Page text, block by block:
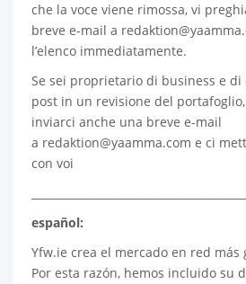
che la voce viene rimossa, vi
breve e-mail a
l’elenco immediatamente.
Se sei proprietario di business e
post in un revisione del
inviarci anche una breve e-mail
a redaktion@yaamma.com e ci
con voi
español:
Yfw.ie crea el mercado en red
Por esta razón, hemos incluido su